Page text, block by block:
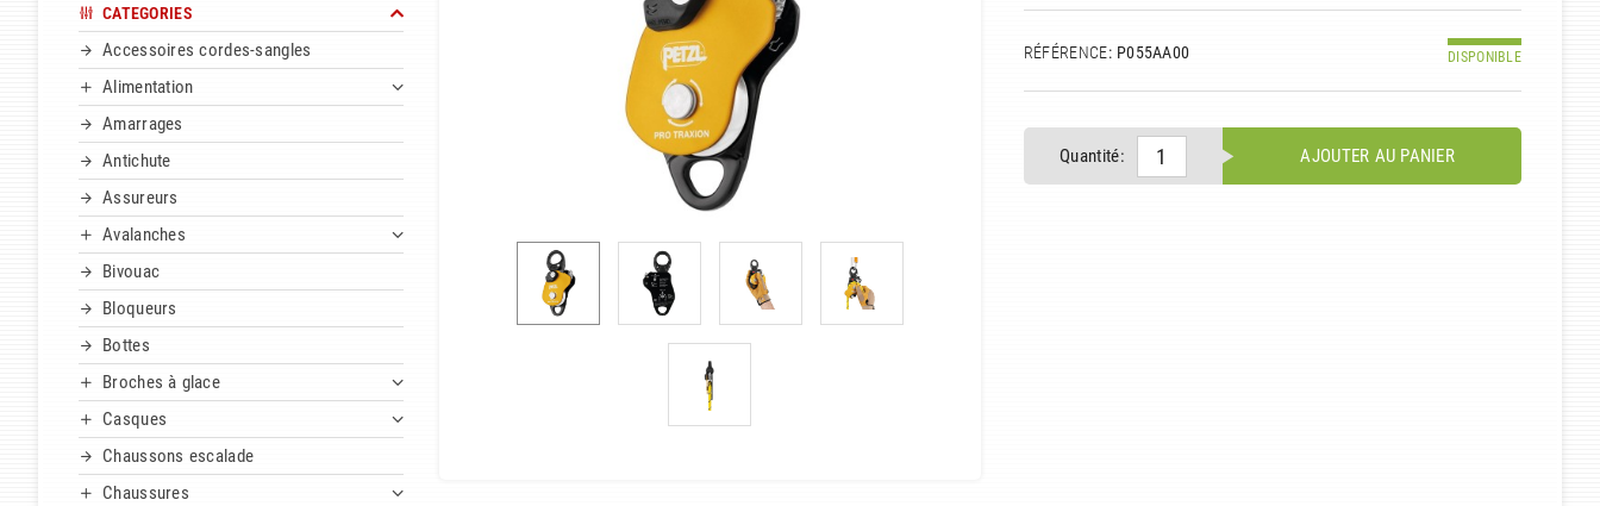
CATEGORIES
Accessoires cordes-sangles
Alimentation
Amarrages
Antichute
Assureurs
Avalanches
Bivouac
Bloqueurs
Bottes
Broches à glace
Casques
Chaussons escalade
Chaussures
RÉFÉRENCE: P055AA00 DISPONIBLE
Quantité: AJOUTER AU PANIER